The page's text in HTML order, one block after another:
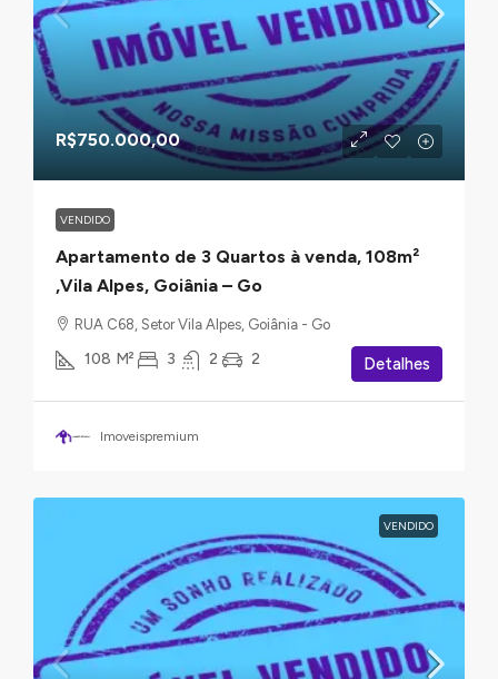
R$750.000,00
VENDIDO
Apartamento de 3 Quartos à venda, 108m²
,Vila Alpes, Goiânia – Go
RUA C68, Setor Vila Alpes, Goiânia - Go
108 M² 3 2 2 Detalhes
Imoveispremium
VENDIDO